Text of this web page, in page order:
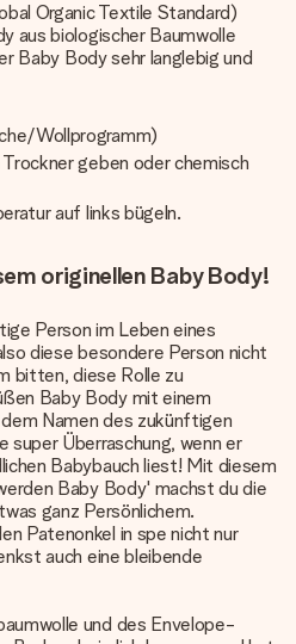
Organic Textile Standard)
aus biologischer Baumwolle
Baby Body sehr langlebig und
Wollprogramm)
geben oder chemisch
auf links bügeln.
originellen Baby Body!
Person im Leben eines
diese besondere Person nicht
bitten, diese Rolle zu
Baby Body mit einem
Namen des zukünftigen
super Überraschung, wenn er
Babybauch liest! Mit diesem
Baby Body' machst du die
ganz Persönlichem.
Patenonkel in spe nicht nur
auch eine bleibende
und des Envelope-